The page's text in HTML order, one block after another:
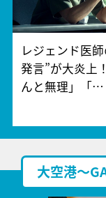
レジェンド医
発言”が大炎上
んと無理」「…
大空港～